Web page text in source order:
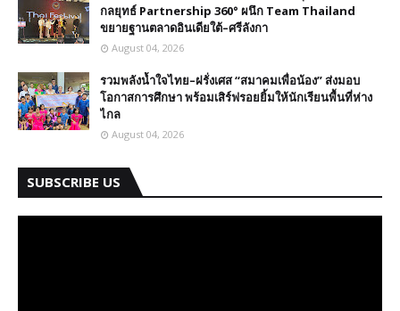
กลยุทธ์ Partnership 360° ผนึก Team Thailand
ขยายฐานตลาดอินเดียใต้–ศรีลังกา
August 04, 2026
รวมพลังน้ำใจไทย–ฝรั่งเศส “สมาคมเพื่อน้อง” ส่งมอบ
โอกาสการศึกษา พร้อมเสิร์ฟรอยยิ้มให้นักเรียนพื้นที่ห่าง
ไกล
August 04, 2026
SUBSCRIBE US